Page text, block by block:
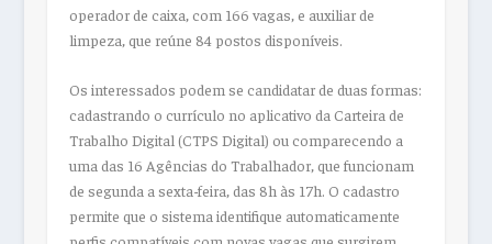
operador de caixa, com 166 vagas, e auxiliar de
limpeza, que reúne 84 postos disponíveis.
Os interessados podem se candidatar de duas formas:
cadastrando o currículo no aplicativo da Carteira de
Trabalho Digital (CTPS Digital) ou comparecendo a
uma das 16 Agências do Trabalhador, que funcionam
de segunda a sexta-feira, das 8h às 17h. O cadastro
permite que o sistema identifique automaticamente